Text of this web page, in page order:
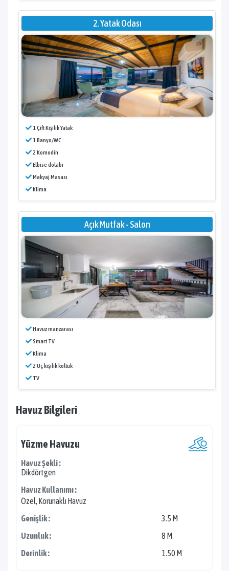
2. Yatak Odası
1 Çift Kişilik Yatak
1 Banyo/WC
2 Komodin
Elbise dolabı
Makyaj Masası
Klima
Açık Mutfak - Salon
Havuz manzarası
Smart TV
Klima
2 Üç kişilik koltuk
TV
Havuz Bilgileri
Yüzme Havuzu
Havuz Şekli :
Dikdörtgen
Havuz Kullanımı :
Özel, Korunaklı Havuz
Genişlik :
3.5 M
Uzunluk :
8 M
Derinlik :
1.50 M